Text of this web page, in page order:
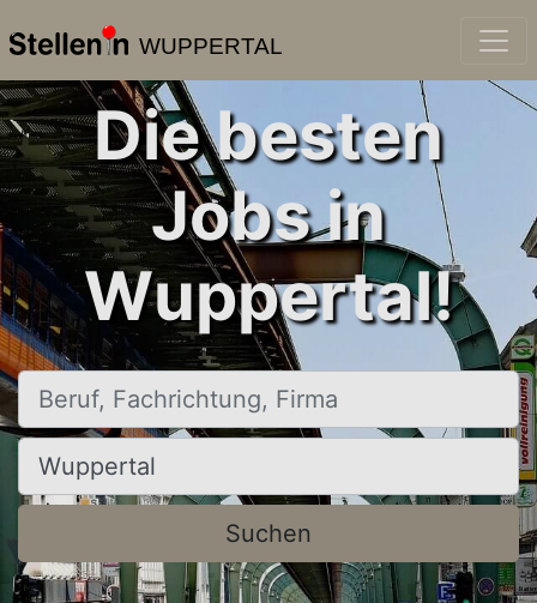
WUPPERTAL
Die besten
Jobs in
Wuppertal!
Beruf, Fachrichtung, Firma
Ort, Stadt
Suchen